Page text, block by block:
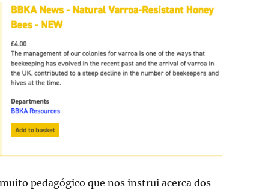
pedagógico que nos instrui acerca dos